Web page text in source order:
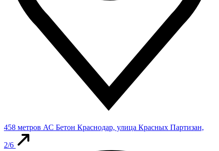
458 метров АС Бетон Краснодар, улица Красных Партизан,
2/6